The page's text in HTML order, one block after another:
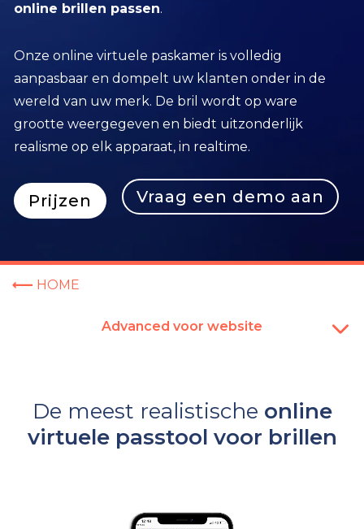
online brillen passen.
Onze online virtuele paskamer is volledig
aanpasbaar en dompelt uw klanten onder in de
wereld van uw merk. De bril wordt op ware
grootte weergegeven en biedt uitzonderlijk
realisme op elk apparaat, in realtime.
Prijzen Vraag een demo aan
HOME
Advanced voor website
De meest realistische online
virtuele passtool voor brillen